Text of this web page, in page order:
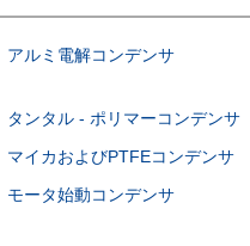
アルミ電解コンデンサ
タンタル - ポリマーコンデンサ
マイカおよびPTFEコンデンサ
モータ始動コンデンサ